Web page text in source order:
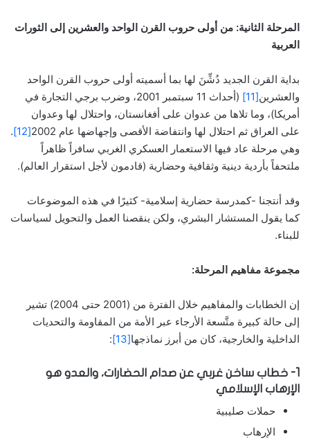
المرحلة الثانية: من أولى حروب القرن الواحد والعشرين إلى الثورات
العربية
بداية القرن الجديد دُشِّنَ لها بما أسميته أولى حروب القرن الواحد
والعشرين[11]
(أحداث 11 سبتمبر 2001، وضرب برجي التجارة في
أمريكا)، وما تلاها من عدوان على أفغانستان، واحتلال لها وعدوان
على العراق ثم احتلال لها وانتفاضة الأقصى وإجهاضها عام 2002
[12]
.
وهي مرحلة عاد فيها الاستعمار العسكري الغربي سافراً ظاهراً
ملتحفاً بأردية دينية وثقافية وحضارية (قادمون لأجل استقرار العالم).
وقد أنتجنا -كمدرسة حضارية إسلامية- كثيرًا في هذه الموضوعات
كما يقول المستشار البشري، ولكن ينقصنا العمل والتحويل لسياسات
للبناء.
مجموعة مفاهيم المرحلة:
إن الخطابات والمفاهيم خلال الفترة من (2001 حتى 2004) تشير
إلى حالة كبيرة متَّسعة الأرجاء عبر الأمة من المقاومة والتحديات
الداخلية والخارجية، كان من أبرز نماذجها[13]
:
1- خطاب ساخن غربي عن صدام الحضارات، والعدو هو
الإرهاب الإسلامي
حملات صليبية
الإرهاب